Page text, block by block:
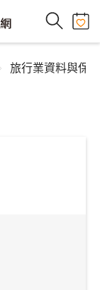
旅行業資料與保險